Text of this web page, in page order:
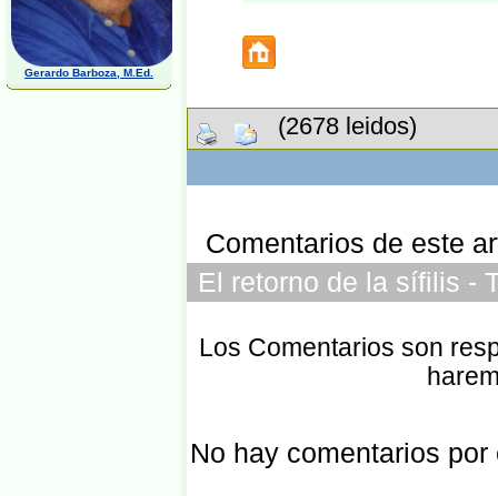
Gerardo Barboza, M.Ed.
(2678 leidos)
Comentarios de este
El retorno de la sífilis -
Los Comentarios son
No hay comentarios por